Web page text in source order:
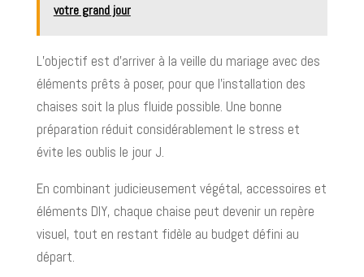
votre grand jour
L’objectif est d’arriver à la veille du mariage avec des
éléments prêts à poser, pour que l’installation des
chaises soit la plus fluide possible. Une bonne
préparation réduit considérablement le stress et
évite les oublis le jour J.
En combinant judicieusement végétal, accessoires et
éléments DIY, chaque chaise peut devenir un repère
visuel, tout en restant fidèle au budget défini au
départ.